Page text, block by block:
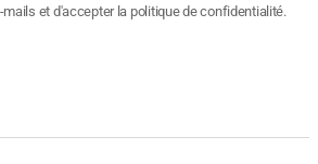
et d'accepter la politique de confidentialité.